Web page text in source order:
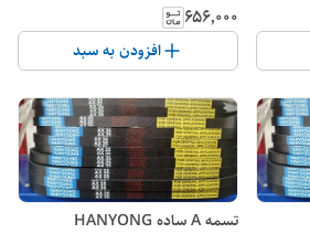
۶۵۶٬۰۰۰
افزودن به سبد
تسمه A ساده HANYONG